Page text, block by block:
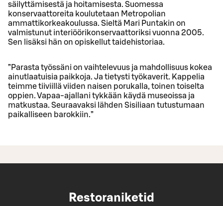
säilyttämisestä ja hoitamisesta. Suomessa
konservaattoreita koulutetaan Metropolian
ammattikorkeakoulussa. Sieltä Mari Puntakin on
valmistunut interiöörikonservaattoriksi vuonna 2005.
Sen lisäksi hän on opiskellut taidehistoriaa.
”Parasta työssäni on vaihtelevuus ja mahdollisuus kokea
ainutlaatuisia paikkoja. Ja tietysti työkaverit. Kappelia
teimme tiiviillä viiden naisen porukalla, toinen toiselta
oppien. Vapaa-ajallani tykkään käydä museoissa ja
matkustaa. Seuraavaksi lähden Sisiliaan tutustumaan
paikalliseen barokkiin.”
Restoraniketid